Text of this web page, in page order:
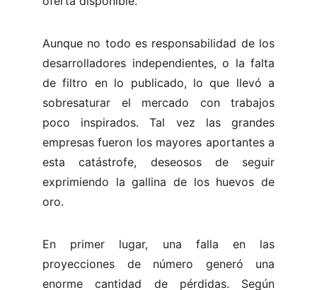
Aunque no todo es responsabilidad de los
desarrolladores independientes, o la falta
de filtro en lo publicado, lo que llevó a
sobresaturar el mercado con trabajos
poco inspirados. Tal vez las grandes
empresas fueron los mayores aportantes a
esta catástrofe, deseosos de seguir
exprimiendo la gallina de los huevos de
oro.
En primer lugar, una falla en las
proyecciones de número generó una
enorme cantidad de pérdidas. Según